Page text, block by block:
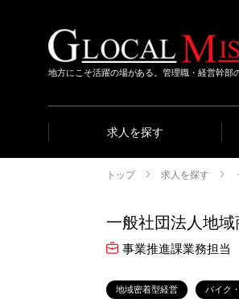
地方にこそ活躍の場がある。管理職・経営幹部
求人を探す
トップ 求人を探す
一般社団法人地
事業推進課業務担当
地域密着型経営 バイク